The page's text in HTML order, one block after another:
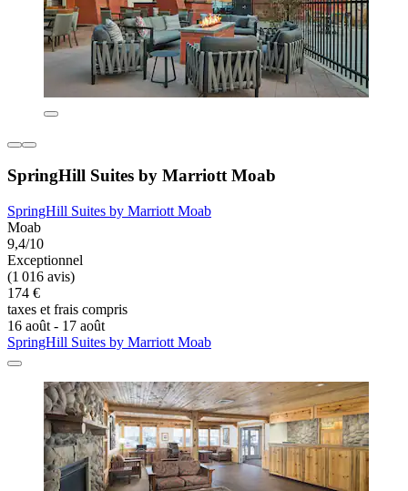
SpringHill Suites by Marriott Moab
SpringHill Suites by Marriott Moab
Moab
9,4/10
Exceptionnel
(1 016 avis)
174 €
taxes et frais compris
16 août - 17 août
SpringHill Suites by Marriott Moab